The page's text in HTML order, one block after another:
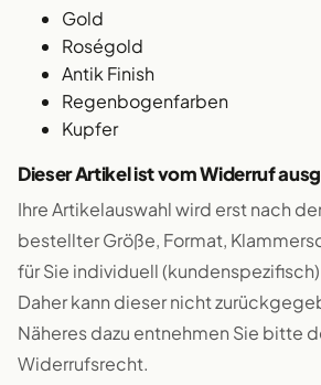
Gold
Roségold
Antik Finish
Regenbogenfarben
Kupfer
Dieser Artikel ist vom Widerruf
Ihre Artikelauswahl wird erst nach
bestellter Größe, Format,
für Sie individuell
Daher kann dieser nicht
Näheres dazu entnehmen Sie bitte
Widerrufsrecht.